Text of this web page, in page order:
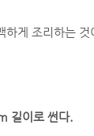
게 조리하는 것
길이로 썬다.